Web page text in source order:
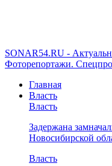
SONAR54.RU -
Фоторепортажи.
Главная
Власть
Власть
Задержана
Новосибирской
Власть